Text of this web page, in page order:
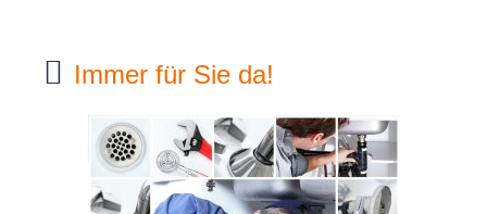
Immer für Sie da!